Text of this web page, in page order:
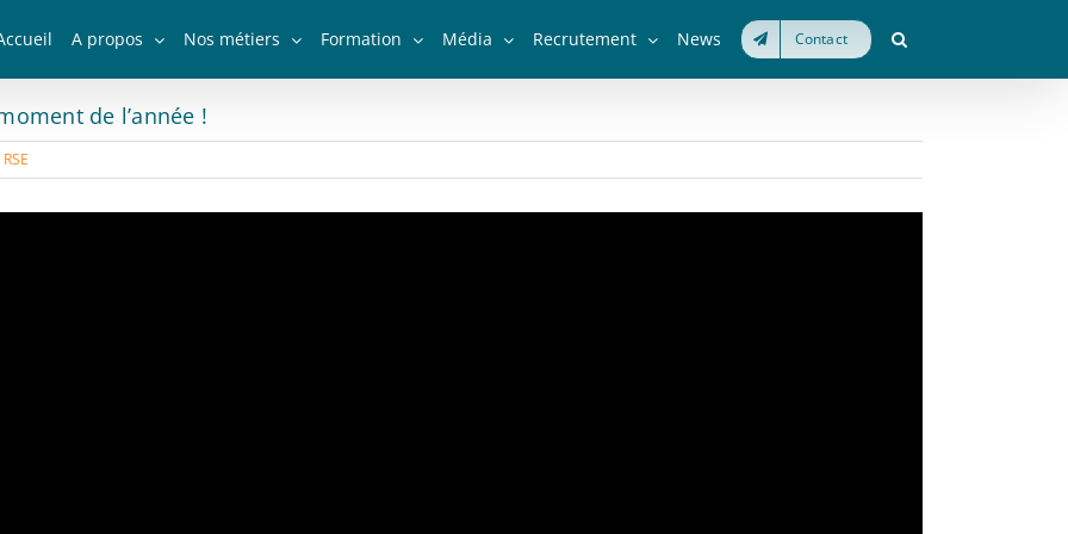
A propos Nos métiers Formation Média Recrutement News Contact
de l’année !
RSE